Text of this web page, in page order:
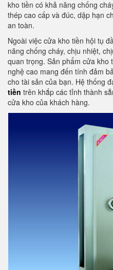
kho tiền có khả năng chống
thép cao cấp và đúc, dập hạn
an toàn.
Ngoài việc cửa kho tiền hội tụ
năng chống cháy, chịu nhiệt,
quan trọng. Sản phẩm cửa kho
nghệ cao mang đến tính đảm
cho tài sản của bạn. Hệ thống
tiền trên khắp các tỉnh thành
cửa kho của khách hàng.